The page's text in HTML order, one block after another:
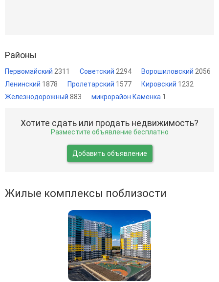
Районы
Первомайский 2311 Советский 2294 Ворошиловский 2056
Ленинский 1878 Пролетарский 1577 Кировский 1232
Железнодорожный 883 микрорайон Каменка 1
Хотите сдать или продать недвижимость?
Разместите объявление бесплатно
Добавить объявление
Жилые комплексы поблизости